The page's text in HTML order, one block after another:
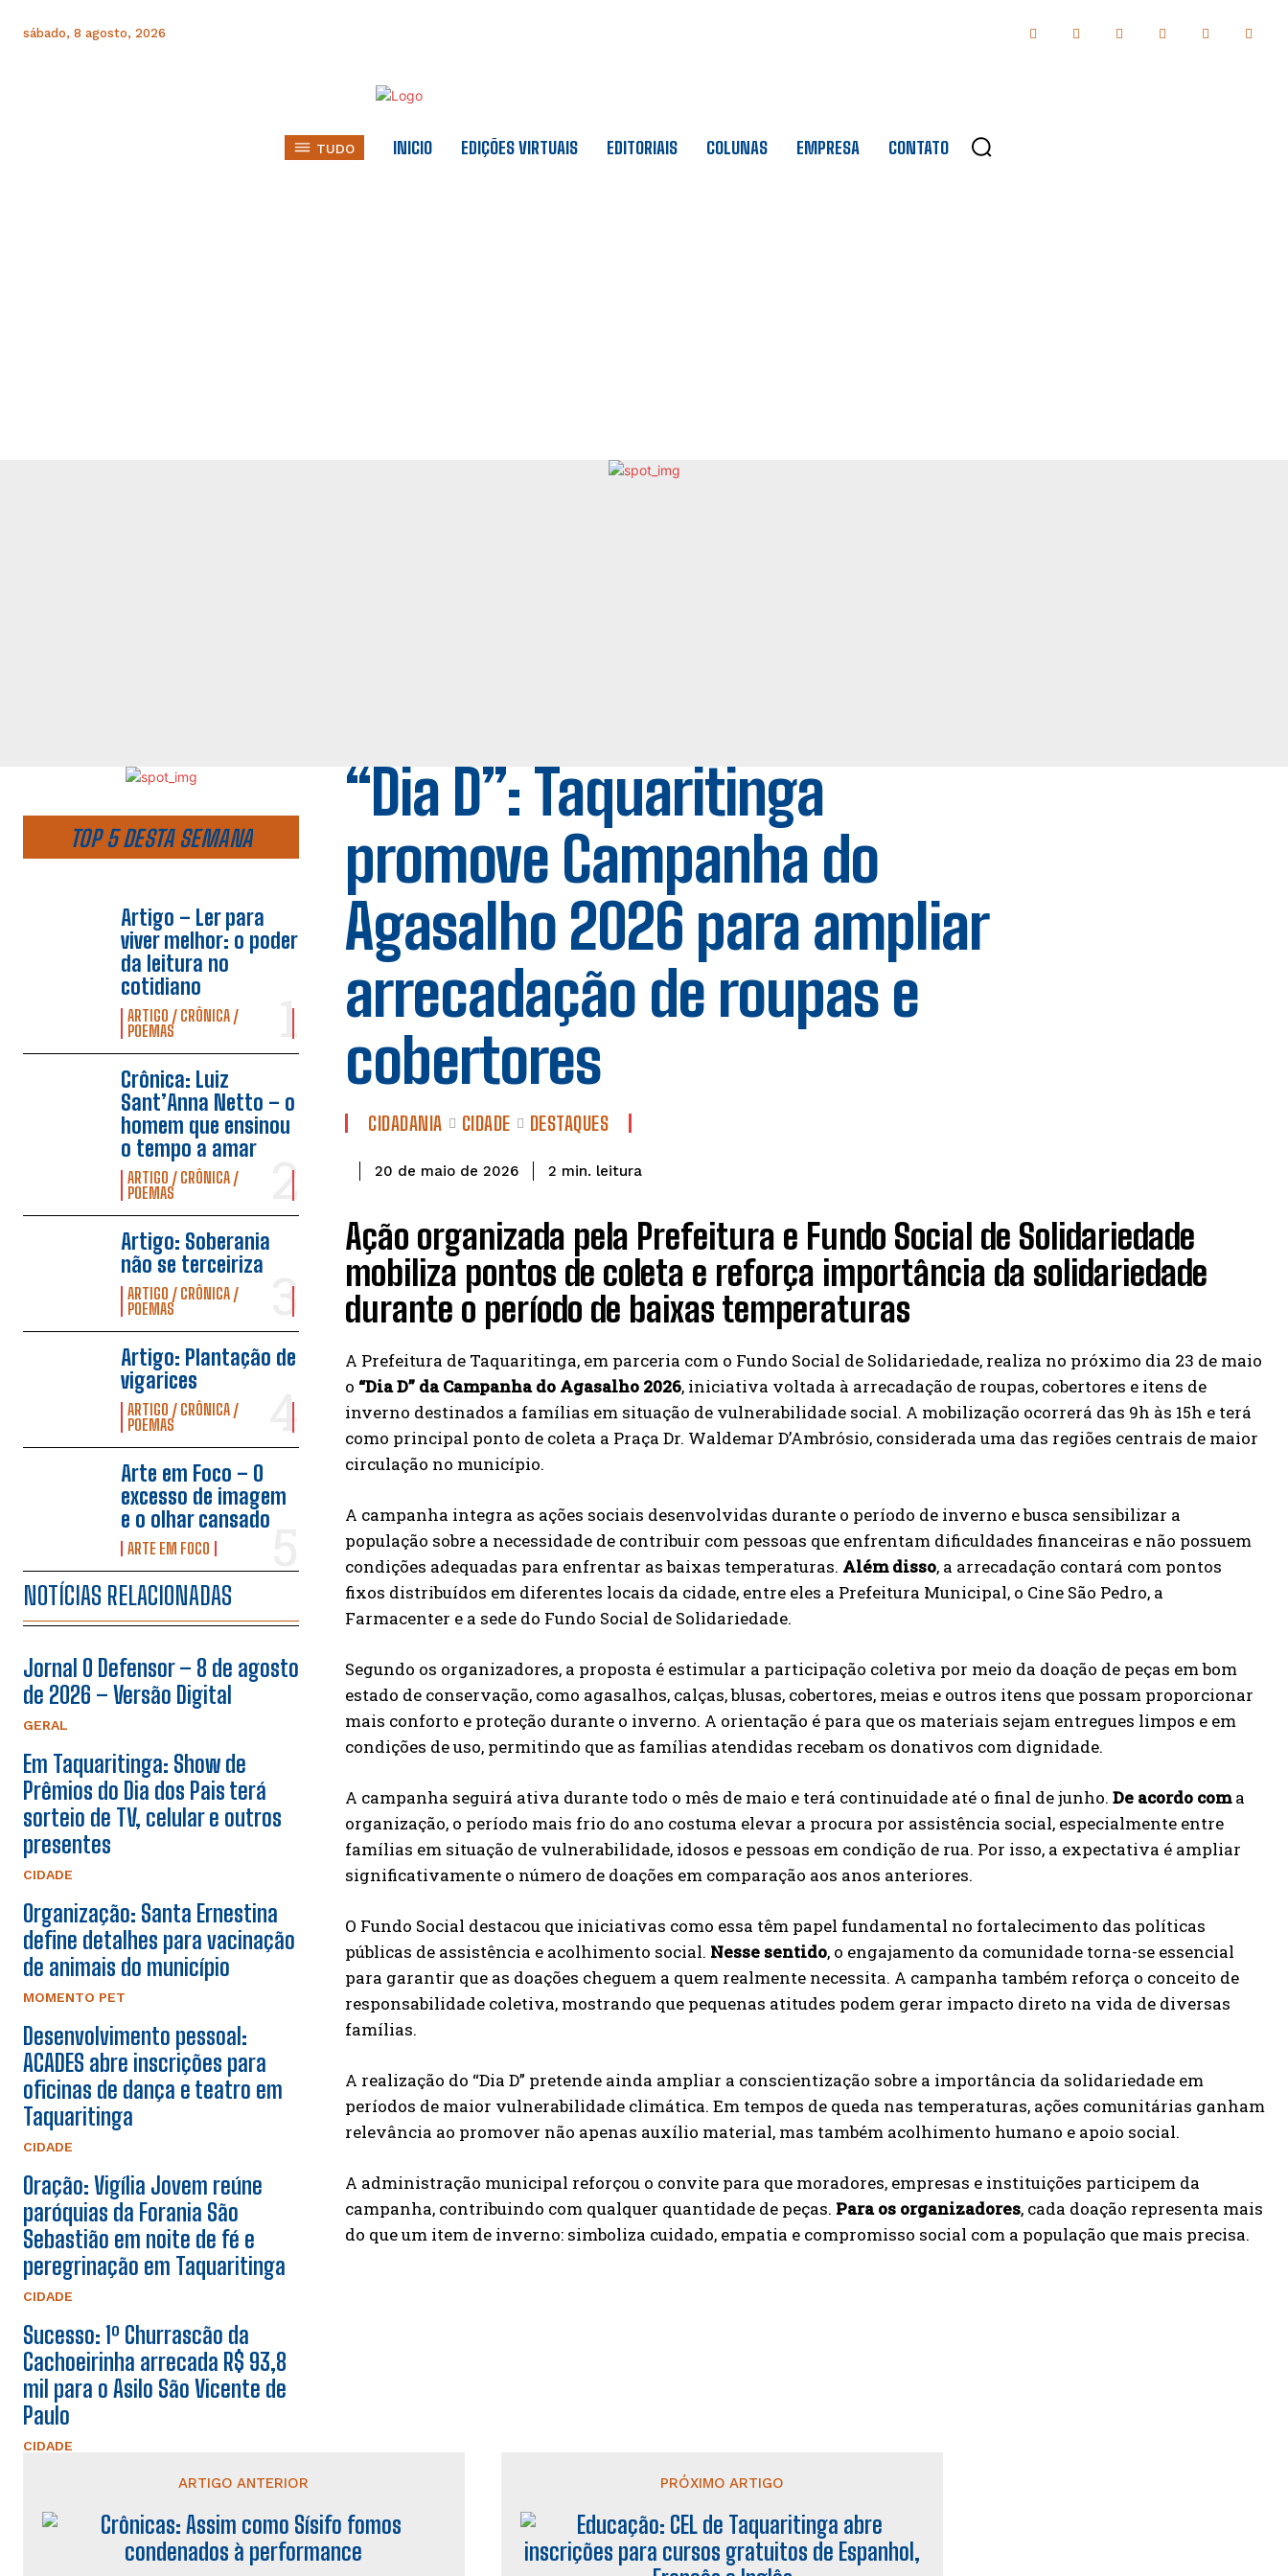
sábado, 8 agosto, 2026
TUDO INICIO EDIÇÕES VIRTUAIS EDITORIAIS COLUNAS EMPRESA CONTATO
TOP 5 DESTA SEMANA
Artigo – Ler para
viver melhor: o poder
da leitura no
cotidiano
ARTIGO / CRÔNICA /
POEMAS
Crônica: Luiz
Sant’Anna Netto – o
homem que ensinou
o tempo a amar
ARTIGO / CRÔNICA /
POEMAS
Artigo: Soberania
não se terceiriza
ARTIGO / CRÔNICA /
POEMAS
Artigo: Plantação de
vigarices
ARTIGO / CRÔNICA /
POEMAS
Arte em Foco – O
excesso de imagem
e o olhar cansado
ARTE EM FOCO
NOTÍCIAS RELACIONADAS
Jornal O Defensor – 8 de agosto
de 2026 – Versão Digital
GERAL
Em Taquaritinga: Show de
Prêmios do Dia dos Pais terá
sorteio de TV, celular e outros
presentes
CIDADE
Organização: Santa Ernestina
define detalhes para vacinação
de animais do município
MOMENTO PET
Desenvolvimento pessoal:
ACADES abre inscrições para
oficinas de dança e teatro em
Taquaritinga
CIDADE
Oração: Vigília Jovem reúne
paróquias da Forania São
Sebastião em noite de fé e
peregrinação em Taquaritinga
CIDADE
Sucesso: 1º Churrascão da
Cachoeirinha arrecada R$ 93,8
mil para o Asilo São Vicente de
Paulo
CIDADE
“Dia D”: Taquaritinga
promove Campanha do
Agasalho 2026 para ampliar
arrecadação de roupas e
cobertores
CIDADANIA CIDADE DESTAQUES
20 de maio de 2026 2 min. leitura
Ação organizada pela Prefeitura e Fundo Social de Solidariedade
mobiliza pontos de coleta e reforça importância da solidariedade
durante o período de baixas temperaturas
A Prefeitura de Taquaritinga, em parceria com o Fundo Social de Solidariedade, realiza no próximo dia 23 de maio
o “Dia D” da Campanha do Agasalho 2026, iniciativa voltada à arrecadação de roupas, cobertores e itens de
inverno destinados a famílias em situação de vulnerabilidade social. A mobilização ocorrerá das 9h às 15h e terá
como principal ponto de coleta a Praça Dr. Waldemar D’Ambrósio, considerada uma das regiões centrais de maior
circulação no município.
A campanha integra as ações sociais desenvolvidas durante o período de inverno e busca sensibilizar a
população sobre a necessidade de contribuir com pessoas que enfrentam dificuldades financeiras e não possuem
condições adequadas para enfrentar as baixas temperaturas. Além disso, a arrecadação contará com pontos
fixos distribuídos em diferentes locais da cidade, entre eles a Prefeitura Municipal, o Cine São Pedro, a
Farmacenter e a sede do Fundo Social de Solidariedade.
Segundo os organizadores, a proposta é estimular a participação coletiva por meio da doação de peças em bom
estado de conservação, como agasalhos, calças, blusas, cobertores, meias e outros itens que possam proporcionar
mais conforto e proteção durante o inverno. A orientação é para que os materiais sejam entregues limpos e em
condições de uso, permitindo que as famílias atendidas recebam os donativos com dignidade.
A campanha seguirá ativa durante todo o mês de maio e terá continuidade até o final de junho. De acordo coma
organização, o período mais frio do ano costuma elevar a procura por assistência social, especialmente entre
famílias em situação de vulnerabilidade, idosos e pessoas em condição de rua. Por isso, a expectativa é ampliar
significativamente o número de doações em comparação aos anos anteriores.
O Fundo Social destacou que iniciativas como essa têm papel fundamental no fortalecimento das políticas
públicas de assistência e acolhimento social. Nesse sentido, o engajamento da comunidade torna-se essencial
para garantir que as doações cheguem a quem realmente necessita. A campanha também reforça o conceito de
responsabilidade coletiva, mostrando que pequenas atitudes podem gerar impacto direto na vida de diversas
famílias.
A realização do “Dia D” pretende ainda ampliar a conscientização sobre a importância da solidariedade em
períodos de maior vulnerabilidade climática. Em tempos de queda nas temperaturas, ações comunitárias ganham
relevância ao promover não apenas auxílio material, mas também acolhimento humano e apoio social.
A administração municipal reforçou o convite para que moradores, empresas e instituições participem da
campanha, contribuindo com qualquer quantidade de peças. Para os organizadores, cada doação representa mais
do que um item de inverno: simboliza cuidado, empatia e compromisso social com a população que mais precisa.
ARTIGO ANTERIOR PRÓXIMO ARTIGO